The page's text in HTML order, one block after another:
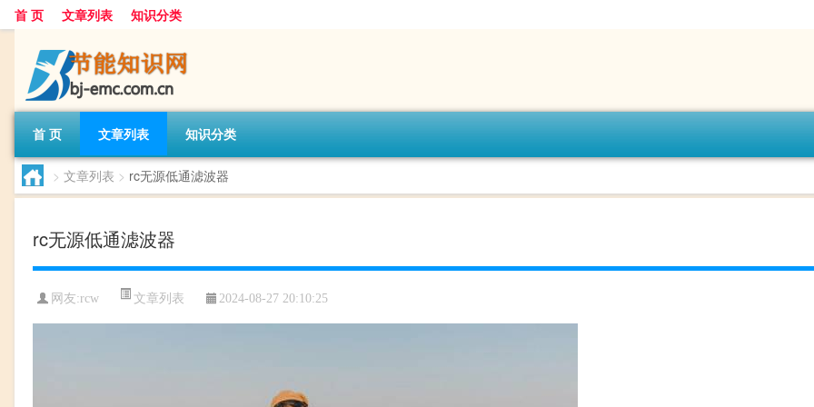
首 页 文章列表 知识分类
首 页 文章列表 知识分类
> 文章列表 > rc无源低通滤波器
rc无源低通滤波器
网友:rcw 文章列表 2024-08-27 20:10:25